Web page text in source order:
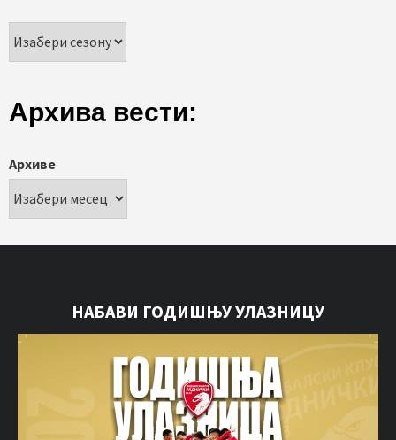
Архива вести:
Архиве
НАБАВИ ГОДИШЊУ УЛАЗНИЦУ